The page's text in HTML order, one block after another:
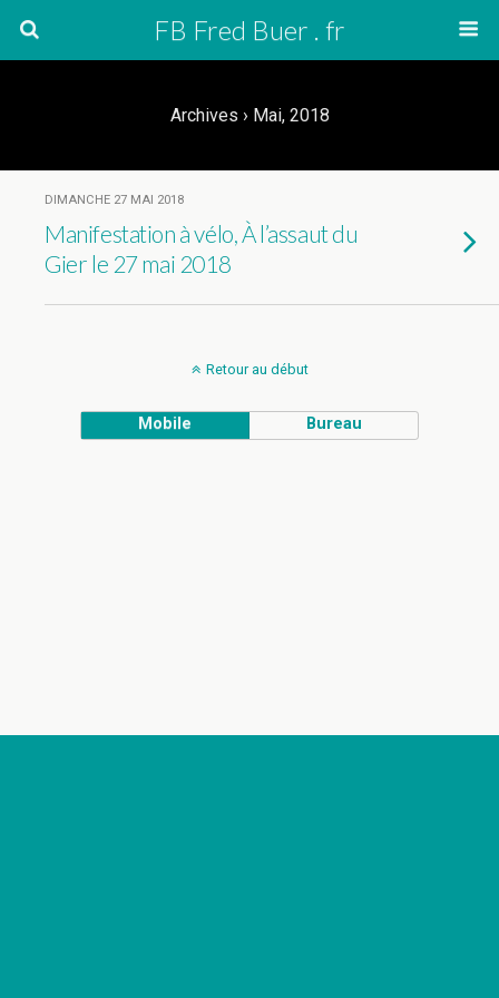
FB Fred Buer . fr
Archives › Mai, 2018
DIMANCHE 27 MAI 2018
Manifestation à vélo, À l’assaut du
Gier le 27 mai 2018
Retour au début
Mobile Bureau